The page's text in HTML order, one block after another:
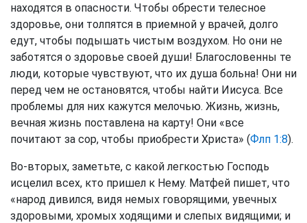
находятся в опасности. Чтобы обрести телесное
здоровье, они толпятся в приемной у врачей, долго
едут, чтобы подышать чистым воздухом. Но они не
заботятся о здоровье своей души! Благословенны те
люди, которые чувствуют, что их душа больна! Они ни
перед чем не остановятся, чтобы найти Иисуса. Все
проблемы для них кажутся мелочью. Жизнь, жизнь,
вечная жизнь поставлена на карту! Они «все
почитают за сор, чтобы приобрести Христа» (Флп 1:8).
Во-вторых, заметьте, с какой легкостью Господь
исцелил всех, кто пришел к Нему. Матфей пишет, что
«народ дивился, видя немых говорящими, увечных
здоровыми, хромых ходящими и слепых видящими; и